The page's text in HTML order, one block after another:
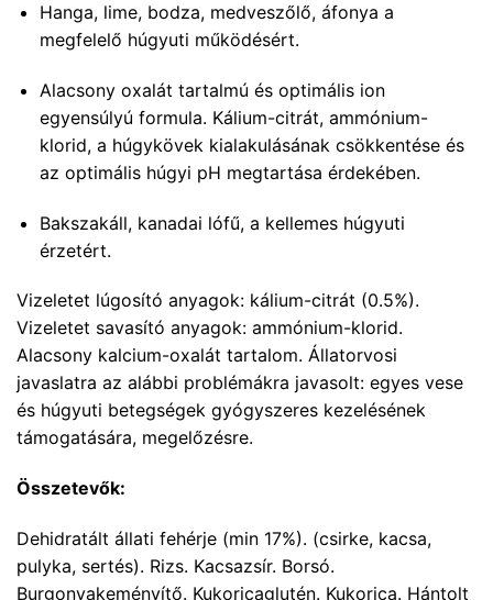
Hanga, lime, bodza, medveszőlő, áfonya a
megfelelő húgyuti működésért.
Alacsony oxalát tartalmú és optimális ion
egyensúlyú formula. Kálium-citrát, ammónium-
klorid, a húgykövek kialakulásának csökkentése és
az optimális húgyi pH megtartása érdekében.
Bakszakáll, kanadai lófű, a kellemes húgyuti
érzetért.
Vizeletet lúgosító anyagok: kálium-citrát (0.5%).
Vizeletet savasító anyagok: ammónium-klorid.
Alacsony kalcium-oxalát tartalom. Állatorvosi
javaslatra az alábbi problémákra javasolt: egyes vese
és húgyuti betegségek gyógyszeres kezelésének
támogatására, megelőzésre.
Összetevők:
Dehidratált állati fehérje (min 17%). (csirke, kacsa,
pulyka, sertés). Rizs. Kacsazsír. Borsó.
Burgonyakeményítő. Kukoricaglutén. Kukorica. Hántolt